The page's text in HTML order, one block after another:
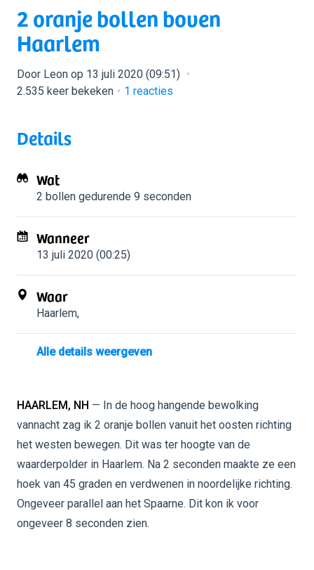
2 oranje bollen boven
Haarlem
Door Leon op 13 juli 2020 (09:51)
2.535 keer bekeken
1 reacties
Details
Wat
2 bollen gedurende 9 seconden
Wanneer
13 juli 2020 (00:25)
Waar
Haarlem,
Alle details weergeven
HAARLEM, NH — In de hoog hangende bewolking
vannacht zag ik 2 oranje bollen vanuit het oosten richting
het westen bewegen. Dit was ter hoogte van de
waarderpolder in Haarlem. Na 2 seconden maakte ze een
hoek van 45 graden en verdwenen in noordelijke richting.
Ongeveer parallel aan het Spaarne. Dit kon ik voor
ongeveer 8 seconden zien.